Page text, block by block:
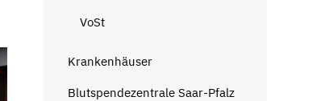
VoSt
Krankenhäuser
Blutspendezentrale Saar-Pfalz